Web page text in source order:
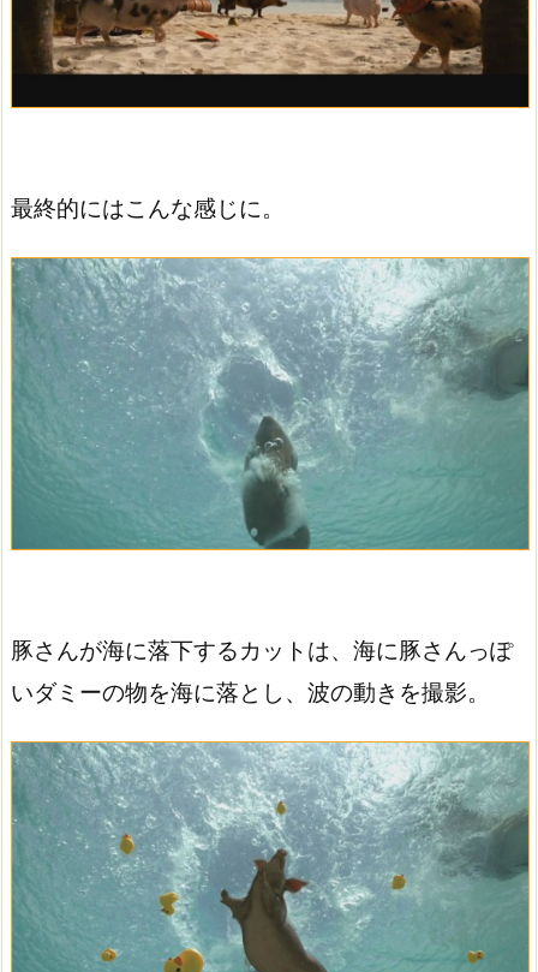
最終的にはこんな感じに。
豚さんが海に落下するカットは、海に豚さんっぽ
いダミーの物を海に落とし、波の動きを撮影。